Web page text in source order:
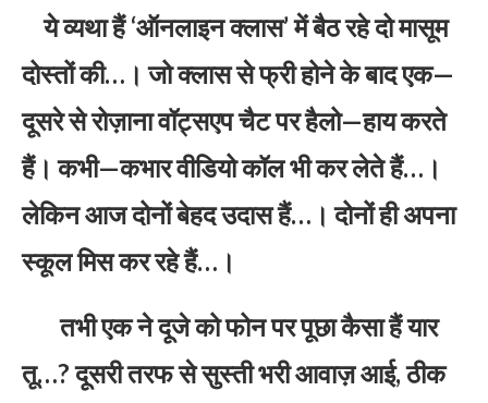
ये व्यथा हैं ‘ऑनलाइन क्लास’ में बैठ रहे दो मासूम
दोस्तों की…। जो क्लास से फ्री होने के बाद एक—
दूसरे से रोज़ाना वॉट्सएप चैट पर हैलो—हाय करते
हैं। कभी—कभार वीडियो कॉल भी कर लेते हैं…।
लेकिन आज दोनों बेहद उदास हैं…। दोनों ही अपना
स्कूल मिस कर रहे हैं…।
तभी एक ने दूजे को फोन पर पूछा कैसा हैं यार
तू…? दूसरी तरफ से सुस्ती भरी आवाज़ आई, ठीक